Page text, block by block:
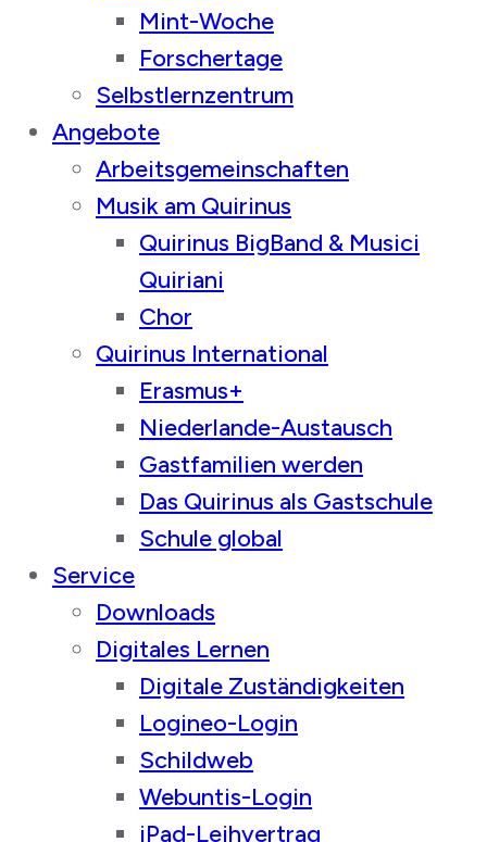
Mint-Woche
Forschertage
Selbstlernzentrum
Angebote
Arbeitsgemeinschaften
Musik am Quirinus
Quirinus BigBand & Musici
Quiriani
Chor
Quirinus International
Erasmus+
Niederlande-Austausch
Gastfamilien werden
Das Quirinus als Gastschule
Schule global
Service
Downloads
Digitales Lernen
Digitale Zuständigkeiten
Logineo-Login
Schildweb
Webuntis-Login
iPad-Leihvertrag